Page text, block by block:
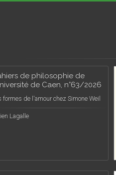
de philosophie de
de Caen, n°63/2026
formes de l'amour chez Simone Weil
Lagalle